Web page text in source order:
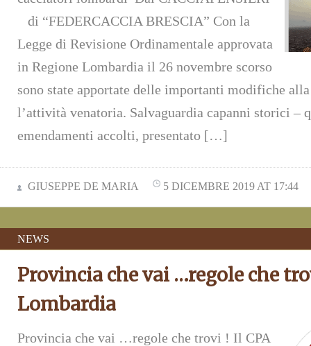
di “FEDERCACCIA BRESCIA” Con la
Legge di Revisione Ordinamentale approvata
in Regione Lombardia il 26 novembre scorso
sono state apportate delle importanti modifiche
l’attività venatoria. Salvaguardia capanni storici –
emendamenti accolti, presentato […]
GIUSEPPE DE MARIA 5 DICEMBRE 2019 AT 17:44
NEWS
Provincia che vai …regole che
Lombardia
Provincia che vai …regole che trovi ! Il CPA